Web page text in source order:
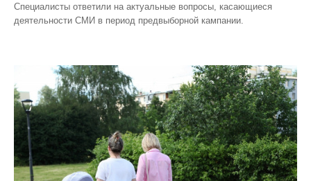
Специалисты ответили на актуальные вопросы, касающиеся
деятельности СМИ в период предвыборной кампании.